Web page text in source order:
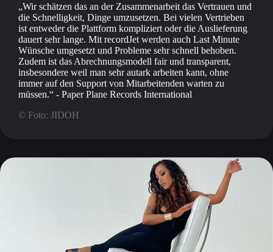
Wir schätzen das an der Zusammenarbeit das Vertrauen und
die Schnelligkeit, Dinge umzusetzen. Bei vielen Vertrieben
ist entweder die Plattform kompliziert oder die Auslieferung
dauert sehr lange. Mit recordJet werden auch Last Minute
Wünsche umgesetzt und Probleme sehr schnell behoben.
Zudem ist das Abrechnungsmodell fair und transparent,
insbesondere weil man sehr autark arbeiten kann, ohne
immer auf den Support von Mitarbeitenden warten zu
müssen.
- Paper Plane Records International
© Foto: JIDOH